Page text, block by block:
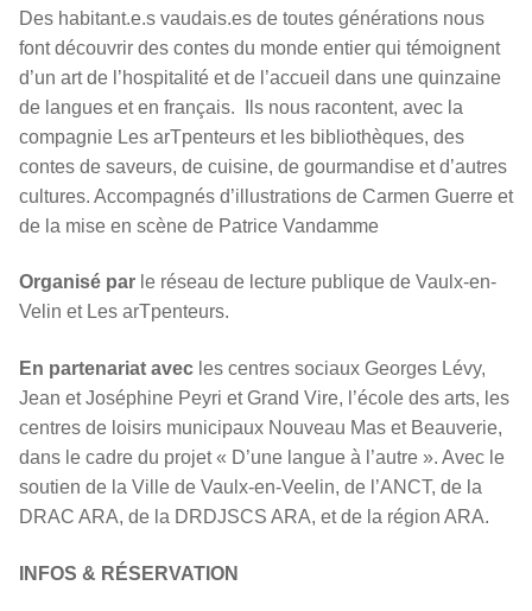
Des habitant.e.s vaudais.es de toutes générations nous
font découvrir des contes du monde entier qui témoignent
d’un art de l’hospitalité et de l’accueil dans une quinzaine
de langues et en français. Ils nous racontent, avec la
compagnie Les arTpenteurs et les bibliothèques, des
contes de saveurs, de cuisine, de gourmandise et d’autres
cultures. Accompagnés d’illustrations de Carmen Guerre et
de la mise en scène de Patrice Vandamme
Organisé par le réseau de lecture publique de Vaulx-en-
Velin et Les arTpenteurs.
En partenariat avec les centres sociaux Georges Lévy,
Jean et Joséphine Peyri et Grand Vire, l’école des arts, les
centres de loisirs municipaux Nouveau Mas et Beauverie,
dans le cadre du projet « D’une langue à l’autre ». Avec le
soutien de la Ville de Vaulx-en-Veelin, de l’ANCT, de la
DRAC ARA, de la DRDJSCS ARA, et de la région ARA.
INFOS & RÉSERVATION